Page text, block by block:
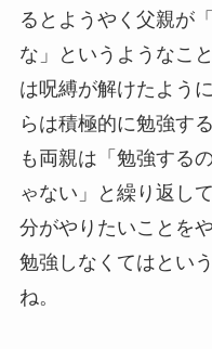
るとようやく父親が
な」というようなこ
は呪縛が解けたよう
らは積極的に勉強す
も両親は「勉強する
ゃない」と繰り返し
分がやりたいことを
勉強しなくてはとい
ね。